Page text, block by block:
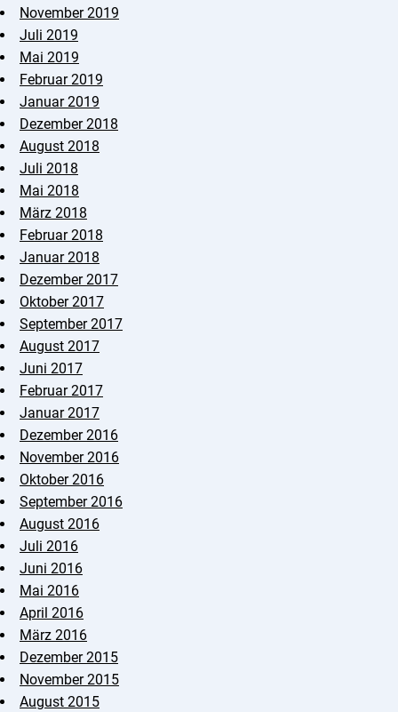
November 2019
Juli 2019
Mai 2019
Februar 2019
Januar 2019
Dezember 2018
August 2018
Juli 2018
Mai 2018
März 2018
Februar 2018
Januar 2018
Dezember 2017
Oktober 2017
September 2017
August 2017
Juni 2017
Februar 2017
Januar 2017
Dezember 2016
November 2016
Oktober 2016
September 2016
August 2016
Juli 2016
Juni 2016
Mai 2016
April 2016
März 2016
Dezember 2015
November 2015
August 2015